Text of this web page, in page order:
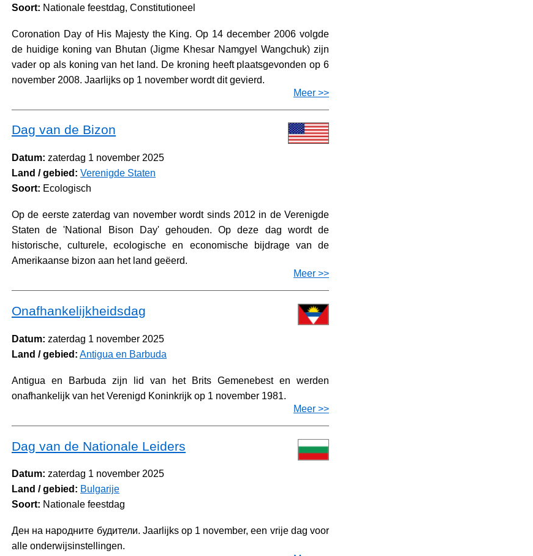
Soort: Nationale feestdag, Constitutioneel
Coronation Day of His Majesty the King. Op 14 december 2006 volgde
de huidige koning van Bhutan (Jigme Khesar Namgyel Wangchuk) zijn
vader op als koning van het land. De kroning heeft plaatsgevonden op 6
november 2008. Jaarlijks op 1 november wordt dit gevierd.
Meer >>
Dag van de Bizon
Datum: zaterdag 1 november 2025
Land / gebied: Verenigde Staten
Soort: Ecologisch
Op de eerste zaterdag van november wordt sinds 2012 in de Verenigde
Staten de 'National Bison Day' gehouden. Op deze dag wordt de
historische, culturele, ecologische en economische bijdrage van de
Amerikaanse bizon aan het land geëerd.
Meer >>
Onafhankelijkheidsdag
Datum: zaterdag 1 november 2025
Land / gebied: Antigua en Barbuda
Antigua en Barbuda zijn lid van het Brits Gemenebest en werden
onafhankelijk van het Verenigd Koninkrijk op 1 november 1981.
Meer >>
Dag van de Nationale Leiders
Datum: zaterdag 1 november 2025
Land / gebied: Bulgarije
Soort: Nationale feestdag
Ден на народните будители. Jaarlijks op 1 november, een vrije dag voor
alle onderwijsinstellingen.